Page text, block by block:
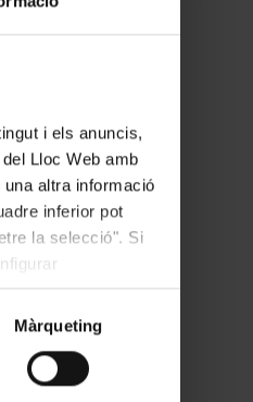
i els anuncis,
Lloc Web amb
altra informació
inferior pot
la selecció". Si
Màrqueting